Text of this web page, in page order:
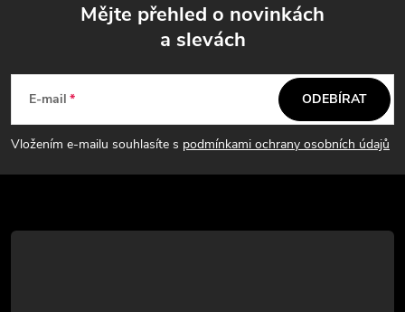
í
r
v
n
p
t
Mějte přehled o novinkách
a slevách
E-mail
Vložením e-mailu souhlasíte s podmínkami ochrany osobních údajů
ODEBÍRAT